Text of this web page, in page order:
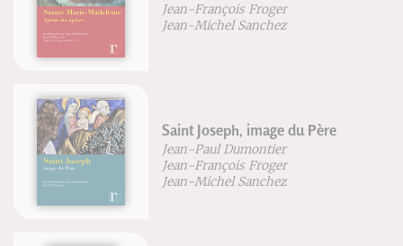
Jean-François Froger
Jean-Michel Sanchez
Saint Joseph, image du Père
Jean-Paul Dumontier
Jean-François Froger
Jean-Michel Sanchez